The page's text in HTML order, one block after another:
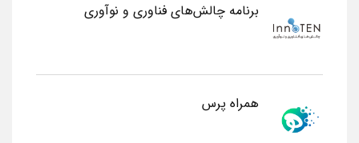
برنامه چالش‌های فناوری و نوآوری
همراه پرس